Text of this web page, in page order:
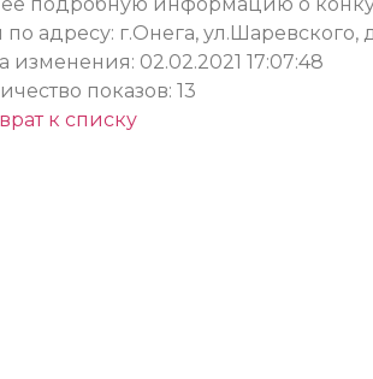
по адресу: г.Онега, ул.Шаревского,
изменения: 02.02.2021 17:07:48
показов: 13
к списку